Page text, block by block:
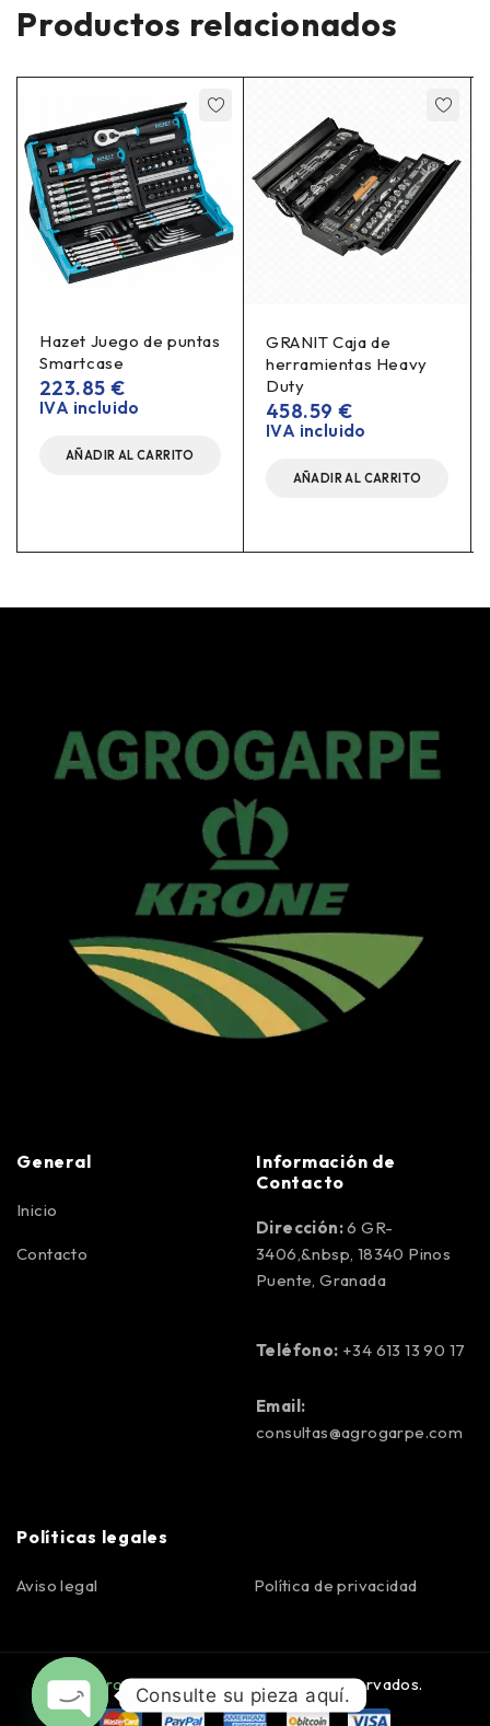
Productos relacionados
Hazet Juego de puntas
Smartcase
223.85 €
IVA incluido
AÑADIR AL CARRITO
GRANIT Caja de
herramientas Heavy
Duty
458.59 €
IVA incluido
AÑADIR AL CARRITO
General
Inicio
Contacto
Información de
Contacto
Dirección:6 GR-
3406,&nbsp, 18340 Pinos
Puente, Granada
Teléfono: +34 613 13 90 17
Email:
consultas@agrogarpe.com
Políticas legales
Aviso legal Política de privacidad
©Agrogarpe. Todos los derechos reservados.
Consulte su pieza aquí.